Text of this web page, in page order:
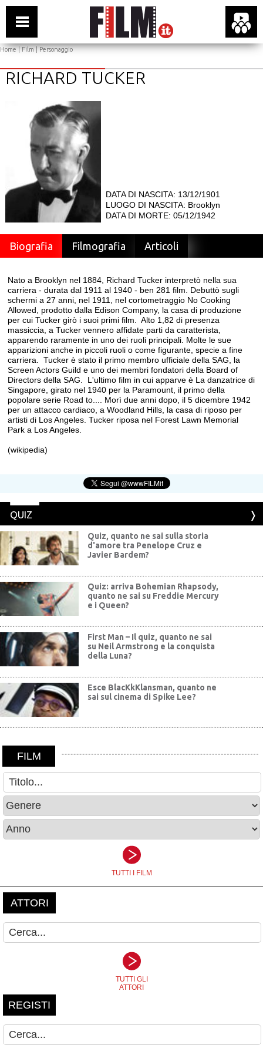
Home|Film| Personaggio
RICHARD TUCKER
DATA DI NASCITA: 13/12/1901
LUOGO DI NASCITA: Brooklyn
DATA DI MORTE: 05/12/1942
Biografia Filmografia Articoli
Nato a Brooklyn nel 1884, Richard Tucker interpretò nella sua
carriera - durata dal 1911 al 1940 - ben 281 film. Debuttò sugli
schermi a 27 anni, nel 1911, nel cortometraggio No Cooking
Allowed, prodotto dalla Edison Company, la casa di produzione
per cui Tucker girò i suoi primi film. Alto 1,82 di presenza
massiccia, a Tucker vennero affidate parti da caratterista,
apparendo raramente in uno dei ruoli principali. Molte le sue
apparizioni anche in piccoli ruoli o come figurante, specie a fine
carriera. Tucker è stato il primo membro ufficiale della SAG, la
Screen Actors Guild e uno dei membri fondatori della Board of
Directors della SAG. L'ultimo film in cui apparve è La danzatrice di
Singapore, girato nel 1940 per la Paramount, il primo della
popolare serie Road to.... Morì due anni dopo, il 5 dicembre 1942
per un attacco cardiaco, a Woodland Hills, la casa di riposo per
artisti di Los Angeles. Tucker riposa nel Forest Lawn Memorial
Park a Los Angeles.
(wikipedia)
QUIZ
Quiz, quanto ne sai sulla storia
d'amore tra Penelope Cruz e
Javier Bardem?
Quiz: arriva Bohemian Rhapsody,
quanto ne sai su Freddie Mercury
e i Queen?
First Man – Il quiz, quanto ne sai
su Neil Armstrong e la conquista
della Luna?
Esce BlacKkKlansman, quanto ne
sai sul cinema di Spike Lee?